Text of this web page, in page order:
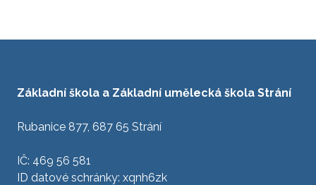
Základní škola a Základní umělecká škola Strání
Rubanice 877, 687 65 Strání
IČ: 469 56 581
ID datové schránky: xqnh6zk